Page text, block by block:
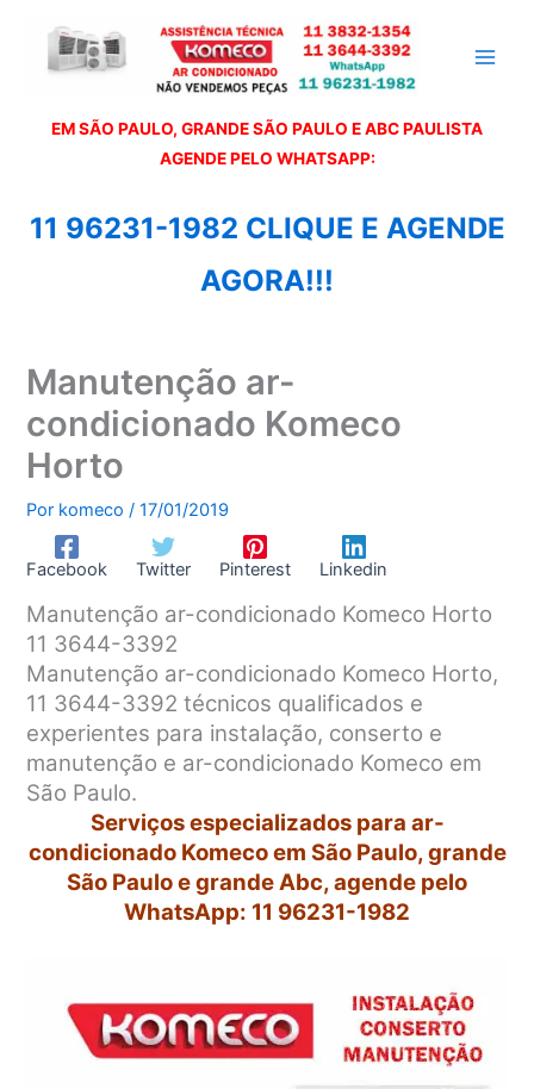
EM SÃO PAULO, GRANDE SÃO PAULO E ABC PAULISTA
AGENDE PELO WHATSAPP:
11 96231-1982 CLIQUE E AGENDE
AGORA!!!
Manutenção ar-
condicionado Komeco
Horto
Por komeco/17/01/2019
Facebook Twitter Pinterest Linkedin
Manutenção ar-condicionado Komeco Horto
11 3644-3392
Manutenção ar-condicionado Komeco Horto,
11 3644-3392 técnicos qualificados e
experientes para instalação, conserto e
manutenção e ar-condicionado Komeco em
São Paulo.
Serviços especializados para ar-
condicionado Komeco em São Paulo, grande
São Paulo e grande Abc, agende pelo
WhatsApp: 11 96231-1982